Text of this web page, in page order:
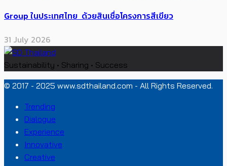
Group ในประเทศไทย ด้วยสินเชื่อโครงการสีเขียว
31 July 2026
Sustainability • Sharing • Success
© 2017 - 2025 www.sdthailand.com - All Rights Reserved.
Trending
Dialogue
Experience
Innovative
Creative